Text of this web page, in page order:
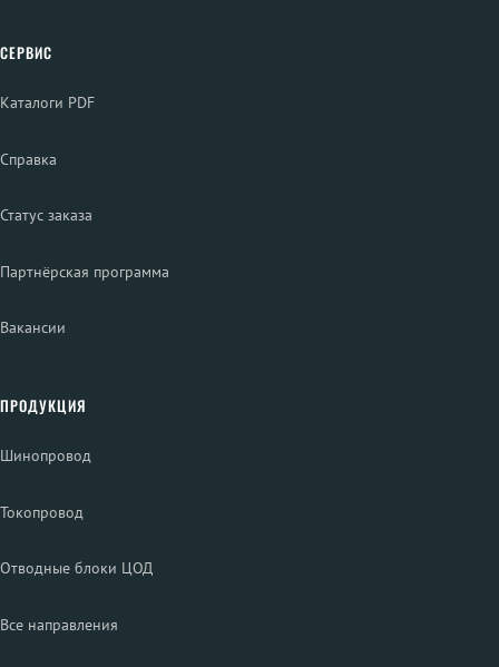
СЕРВИС
Каталоги PDF
Справка
Статус заказа
Партнёрская программа
Вакансии
ПРОДУКЦИЯ
Шинопровод
Токопровод
Отводные блоки ЦОД
Все направления